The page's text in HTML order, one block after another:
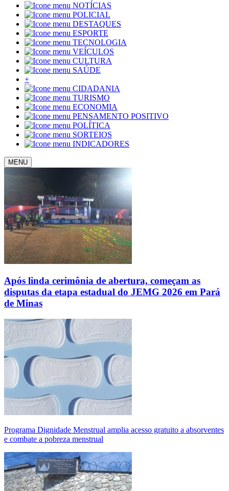
NOTÍCIAS
POLICIAL
DESTAQUES
ESPORTE
TECNOLOGIA
VEÍCULOS
CULTURA
SAÚDE
+
CIDADANIA
TURISMO
ECONOMIA
PENSAMENTO POSITIVO
POLÍTICA
SORTEIOS
INDICADORES
MENU
Após linda cerimônia de abertura, começam as
disputas da etapa estadual do JEMG 2026 em Pará
de Minas
Programa Dignidade Menstrual amplia acesso gratuito a absorventes
e combate a pobreza menstrual